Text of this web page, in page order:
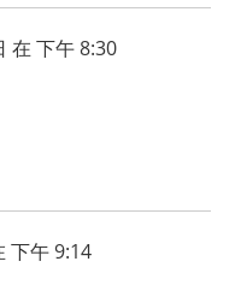
在 下午 8:30
下午 9:14